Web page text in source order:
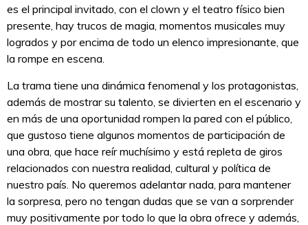
es el principal invitado, con el clown y el teatro físico bien
presente, hay trucos de magia, momentos musicales muy
logrados y por encima de todo un elenco impresionante, que
la rompe en escena.
La trama tiene una dinámica fenomenal y los protagonistas,
además de mostrar su talento, se divierten en el escenario y
en más de una oportunidad rompen la pared con el público,
que gustoso tiene algunos momentos de participación de
una obra, que hace reír muchísimo y está repleta de giros
relacionados con nuestra realidad, cultural y política de
nuestro país. No queremos adelantar nada, para mantener
la sorpresa, pero no tengan dudas que se van a sorprender
muy positivamente por todo lo que la obra ofrece y además,